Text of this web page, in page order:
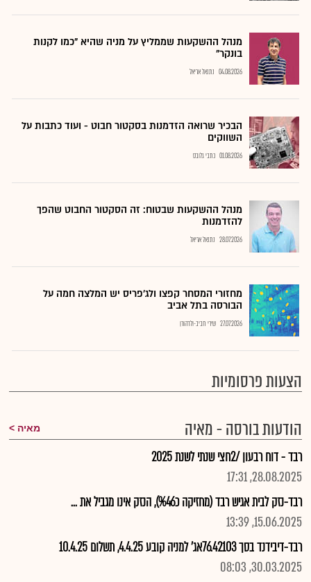
מנהל ההשקעות שממליץ על מניה שהיא "כמו לקנות
בונקר"
04.08.2026 נתנאל אריאל
הבכיר שרואה הזדמנות בסקטור חבוט - ועוד כתבות על
השווקים
01.08.2026 כתבי גלובס
מנהל ההשקעות שבטוח: זה הסקטור החבוט שהפך
להזדמנות
28.07.2026 נתנאל אריאל
מחזורי המסחר קפצו ולג'פריס יש המלצה חמה על
הבורסה בתל אביב
27.07.2026 שירי חביב-ולדהורן
הצעות פרסומיות
הודעות בורסה - מאיה
מאיה
רבד - דוח רבעון /2חצי שנתי לשנת 2025
28.08.2025, 17:31
רבד-נזק לבית אגיש רבד (מחזיקה כ%46), הנזק אינו מגביל את ...
15.06.2025, 13:39
רבד-דיבידנד בסך 76.42103אג' למניה קובע 4.4.25, תשלום 10.4.25
30.03.2025, 08:03